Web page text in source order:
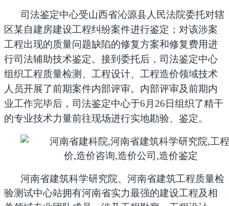
司法鉴定中心受山西省沁源县人民法院委托对辖
区某自建房建设工程纠纷案件进行鉴定 ；对该涉案
工程出现的质量问题缺陷的修复方案和修复费用进
行司法辅助技术鉴定。接到委托后，司法鉴定中心
组织工程质量检测、工程设计、工程造价领域技术
人员开展了前期案件内部评审。内部评审及前期内
业工作完毕后，司法鉴定中心于6月26日组织了精干
的专业技术力量前往现场进行实地勘验、鉴定。
河南省建筑科学研究院、河南省建筑工程质量检
验测试中心站拥有河南省实力最强的建设工程及相